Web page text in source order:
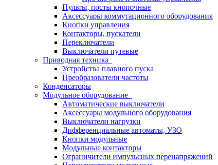
Пульты, посты кнопочные
Аксессуары коммутационного оборудования
Кнопки управления
Контакторы, пускатели
Переключатели
Выключатели путевые
Приводная техника
Устройства плавного пуска
Преобразователи частоты
Конденсаторы
Модульное оборудование
Автоматические выключатели
Аксессуары модульного оборудования
Выключатели нагрузки
Дифференциальные автоматы, УЗО
Кнопки модульные
Модульные контакторы
Ограничители импульсных перенапряжений